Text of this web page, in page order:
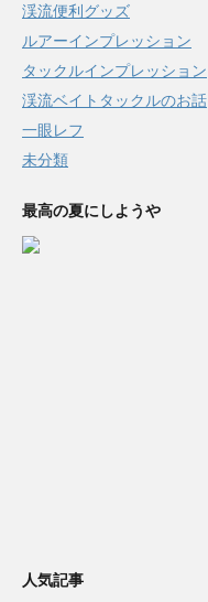
渓流便利グッズ
ルアーインプレッション
タックルインプレッション
渓流ベイトタックルのお話
一眼レフ
未分類
最高の夏にしようや
人気記事